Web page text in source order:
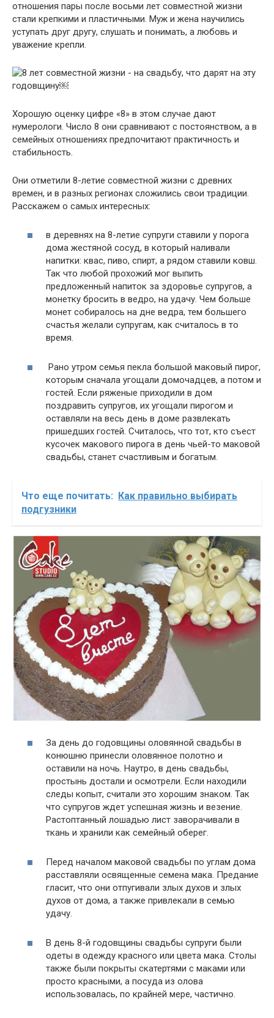
отношения пары после восьми лет совместной жизни
стали крепкими и пластичными. Муж и жена научились
уступать друг другу, слушать и понимать, а любовь и
уважение крепли.
Хорошую оценку цифре «8» в этом случае дают
нумерологи. Число 8 они сравнивают с постоянством, а в
семейных отношениях предпочитают практичность и
стабильность.
Они отметили 8-летие совместной жизни с древних
времен, и в разных регионах сложились свои традиции.
Расскажем о самых интересных:
в деревнях на 8-летие супруги ставили у порога
дома жестяной сосуд, в который наливали
напитки: квас, пиво, спирт, а рядом ставили ковш.
Так что любой прохожий мог выпить
предложенный напиток за здоровье супругов, а
монетку бросить в ведро, на удачу. Чем больше
монет собиралось на дне ведра, тем большего
счастья желали супругам, как считалось в то
время.
Рано утром семья пекла большой маковый пирог,
которым сначала угощали домочадцев, а потом и
гостей. Если ряженые приходили в дом
поздравить супругов, их угощали пирогом и
оставляли на весь день в доме развлекать
пришедших гостей. Считалось, что тот, кто съест
кусочек макового пирога в день чьей-то маковой
свадьбы, станет счастливым и богатым.
Что еще почитать: Как правильно выбирать
подгузники
За день до годовщины оловянной свадьбы в
конюшню принесли оловянное полотно и
оставили на ночь. Наутро, в день свадьбы,
простынь достали и осмотрели. Если находили
следы копыт, считали это хорошим знаком. Так
что супругов ждет успешная жизнь и везение.
Растоптанный лошадью лист заворачивали в
ткань и хранили как семейный оберег.
Перед началом маковой свадьбы по углам дома
расставляли освященные семена мака. Предание
гласит, что они отпугивали злых духов и злых
духов от дома, а также привлекали в семью
удачу.
В день 8-й годовщины свадьбы супруги были
одеты в одежду красного или цвета мака. Столы
также были покрыты скатертями с маками или
просто красными, а посуда из олова
использовалась, по крайней мере, частично.